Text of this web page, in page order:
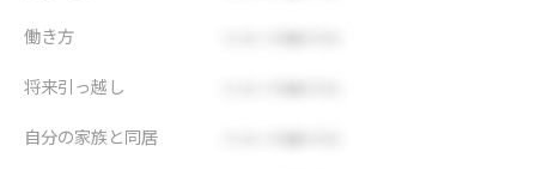
働き方
将来引っ越し
自分の家族と同居